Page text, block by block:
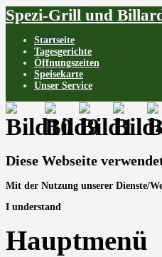
Spezi-Grill und
Startseite
Tagesgerichte
Öffnungszeiten
Speisekarte
Unser Service
Diese Webseite
Mit der Nutzung unserer Dienste/
I understand
Hauptmenü